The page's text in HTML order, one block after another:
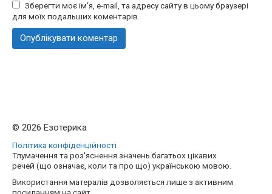
Зберегти моє ім'я, e-mail, та адресу сайту в цьому браузері
для моїх подальших коментарів.
© 2026 Езотерика
Політика конфіденційності
Тлумачення та роз'яснення значень багатьох цікавих
речей (що означає, коли та про що) українською мовою.
Використання матералів дозволяється лише з активним